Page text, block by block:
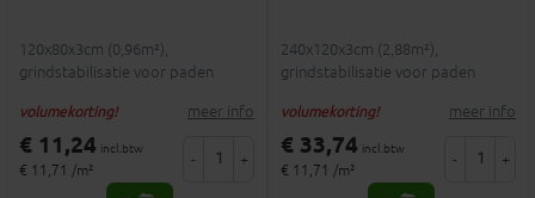
120x80x3cm (0,96m²),
grindstabilisatie voor paden
volumekorting! meer info
€ 11,24 incl.btw
€ 11,71 /m²
- +
240x120x3cm (2,88m²),
grindstabilisatie voor paden
volumekorting! meer info
€ 33,74 incl.btw
€ 11,71 /m²
- +